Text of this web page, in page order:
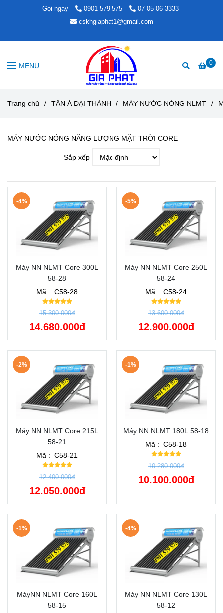
Gọi ngay 0901 579 575
07 05 06 3333
cskhgiaphat1@gmail.com
0
MENU
Trang chủ / TÂN Á ĐẠI THÀNH / MÁY NƯỚC NÓNG NLMT /
MÁY NƯỚC NÓNG NĂNG LƯỢNG MẶT TRỜI CORE
Sắp xếp
Máy NN NLMT Core 300L
58-28
Mã : C58-28
15.300.000đ
-4%
14.680.000đ
Máy NN NLMT Core 250L
58-24
Mã : C58-24
13.600.000đ
-5%
12.900.000đ
Máy NN NLMT Core 215L
58-21
Mã : C58-21
12.400.000đ
-2%
12.050.000đ
Máy NN NLMT 180L 58-18
Mã : C58-18
10.280.000đ
-1%
10.100.000đ
MáyNN NLMT Core 160L
58-15
-1%
Máy NN NLMT Core 130L
58-12
-4%